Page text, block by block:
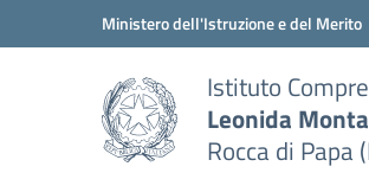
Vai ai contenuti
Vai al menu di navigazioneMinistero dell'Istruzione e del Merito
Istituto
Leonida
Rocca di Papa